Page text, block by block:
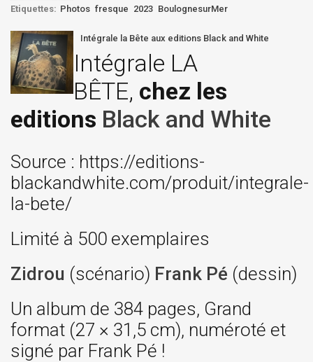
Etiquettes: Photos fresque 2023 BoulognesurMer
Intégrale la Bête aux editions Black and White
Intégrale LA
BÊTE, chez les
editions Black and White
Source : https://editions-
blackandwhite.com/produit/integrale-
la-bete/
Limité à 500 exemplaires
Zidrou (scénario) Frank Pé (dessin)
Un album de 384 pages, Grand
format (27 × 31,5 cm), numéroté et
signé par Frank Pé !